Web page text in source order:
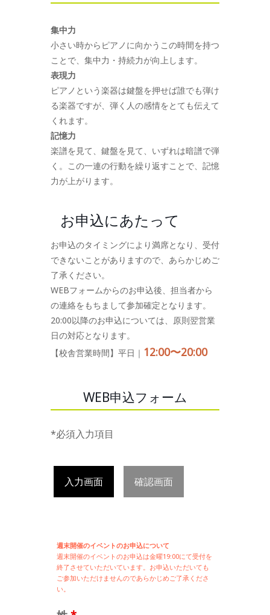
集中力
小さい時からピアノに向かうこの時間を持つ
ことで、集中力・持続力が向上します。
表現力
ピアノという楽器は鍵盤を押せば誰でも弾け
る楽器ですが、弾く人の感情をとても伝えて
くれます。
記憶力
楽譜を見て、鍵盤を見て、いずれは暗譜で弾
く。この一連の行動を繰り返すことで、記憶
力が上がります。
お申込にあたって
お申込のタイミングにより満席となり、受付
できないことがありますので、あらかじめご
了承ください。
WEBフォームからのお申込後、担当者から
の連絡をもちまして参加確定となります。
20:00以降のお申込については、原則翌営業
日の対応となります。
【校舎営業時間】平日｜ 12:00〜20:00
WEB申込フォーム
*必須入力項目
入力画面 確認画面
週末開催のイベントのお申込について
週末開催のイベントのお申込は金曜19:00にて受付を
終了させていただいています。お申込いただいても
ご参加いただけませんのであらかじめご了承くださ
い。